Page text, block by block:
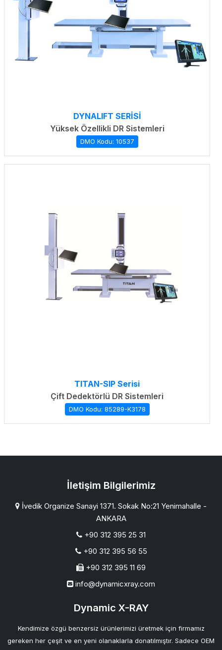
DYNALIFT SERİSİ
Yüksek Özellikli DR Sistemleri
DMO Kodu: 10537
TITAN-SIP Serisi
Çift Dedektörlü DR Sistemleri
DMO Kodu: 85289-K3178
İletişim Bilgilerimiz
İvedik Organize Sanayi 1371. Sokak No:21 Yenimahalle -
ANKARA
+90 312 395 25 31
+90 312 395 56 55
+90 312 395 11 69
info@dynamicxray.com
Dynamic X-RAY
Kendimize özgü benzersiz ürünlerimizi üretmek için firmamız
gereken her çeşit ve en yeni olanaklarla donatılmıştır. Sadece OEM